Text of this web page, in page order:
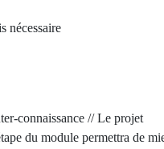
nécessaire
connaissance // Le projet
du module permettra de